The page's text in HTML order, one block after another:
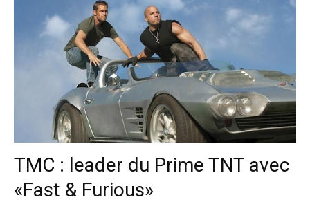
TMC : leader du Prime TNT avec
«Fast & Furious»